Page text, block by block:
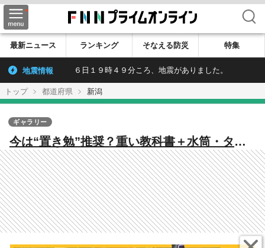
検索
最新ニュース ランキング そなえる防災 特集
地震情報 ６日１９時４９分ころ、地震がありました。
トップ 都道府県 新潟
今は“置き勉”推奨？重い教科書＋水筒・タブ
レット…荷物増加で指導に変化「体の発達に
影響生じかねない」
ギャラリー